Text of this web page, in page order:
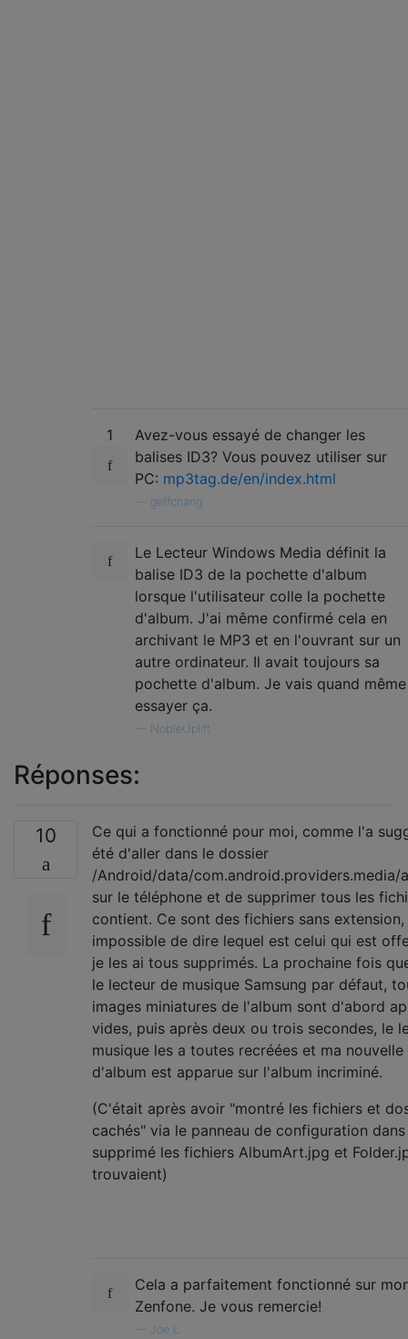
1
Avez-vous essayé de changer les
balises ID3? Vous pouvez utiliser sur
PC: mp3tag.de/en/index.html
geffchang
Le Lecteur Windows Media définit la
balise ID3 de la pochette d'album
lorsque l'utilisateur colle la pochette
d'album. J'ai même confirmé cela en
archivant le MP3 et en l'ouvrant sur un
autre ordinateur. Il avait toujours sa
pochette d'album. Je vais quand même
essayer ça.
NobleUplift
Réponses:
10
Ce qui a fonctionné pour moi, comme l'a
été d'aller dans le dossier
/Android/data/com.android.providers.media/
sur le téléphone et de supprimer tous les
contient. Ce sont des fichiers sans
impossible de dire lequel est celui qui est
je les ai tous supprimés. La prochaine fois
le lecteur de musique Samsung par défaut,
images miniatures de l'album sont d'abord
vides, puis après deux ou trois secondes, le
musique les a toutes recréées et ma
d'album est apparue sur l'album incriminé.
(C'était après avoir "montré les fichiers et
cachés" via le panneau de configuration
supprimé les fichiers AlbumArt.jpg et
trouvaient)
Cela a parfaitement fonctionné sur
Zenfone. Je vous remercie!
Joe L.